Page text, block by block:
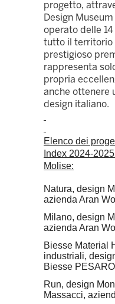
progetto,
Design
operato delle
tutto il territorio
prestigioso
rappresenta
propria
anche ottenere
design italiano.
Elenco dei
Index 2024-
Molise:
Natura, design
azienda Aran
Milano, design
azienda Aran
Biesse Material
industriali,
Biesse PESARO
Run, design
Massacci,